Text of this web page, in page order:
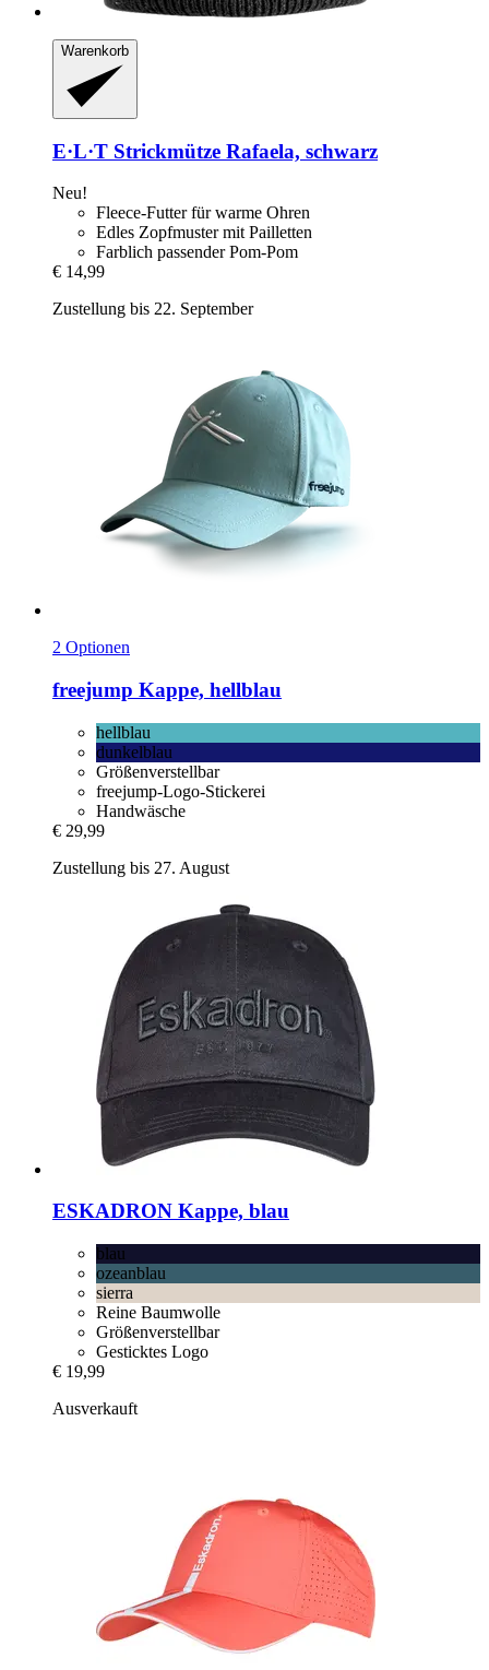
Warenkorb
E·L·T Strickmütze Rafaela, schwarz
Neu!
Fleece-Futter für warme Ohren
Edles Zopfmuster mit Pailletten
Farblich passender Pom-Pom
€ 14,99
Zustellung bis 22. September
2 Optionen
freejump Kappe, hellblau
hellblau
dunkelblau
Größenverstellbar
freejump-Logo-Stickerei
Handwäsche
€ 29,99
Zustellung bis 27. August
ESKADRON Kappe, blau
blau
ozeanblau
sierra
Reine Baumwolle
Größenverstellbar
Gesticktes Logo
€ 19,99
Ausverkauft